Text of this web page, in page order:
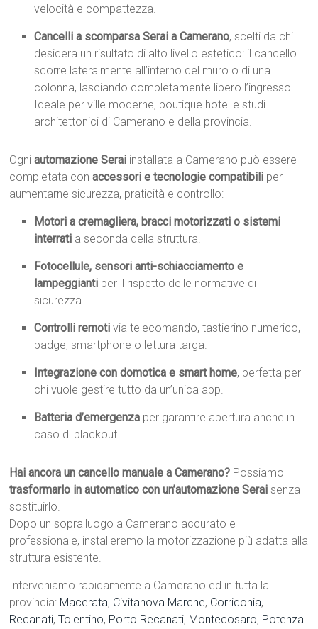
velocità e compattezza.
Cancelli a scomparsa Serai a Camerano, scelti da chi
desidera un risultato di alto livello estetico: il cancello
scorre lateralmente all’interno del muro o di una
colonna, lasciando completamente libero l’ingresso.
Ideale per ville moderne, boutique hotel e studi
architettonici di Camerano e della provincia.
Ogniautomazione Serai installata a Camerano può essere
completata conaccessori e tecnologie compatibili per
aumentarne sicurezza, praticità e controllo:
Motori a cremagliera, bracci motorizzati o sistemi
interrati a seconda della struttura.
Fotocellule, sensori anti-schiacciamento e
lampeggianti per il rispetto delle normative di
sicurezza.
Controlli remoti via telecomando, tastierino numerico,
badge, smartphone o lettura targa.
Integrazione con domotica e smart home, perfetta per
chi vuole gestire tutto da un’unica app.
Batteria d’emergenza per garantire apertura anche in
caso di blackout.
Hai ancora un cancello manuale a Camerano? Possiamo
trasformarlo in automatico con un’automazione Serai senza
sostituirlo.
Dopo un sopralluogo a Camerano accurato e
professionale, installeremo la motorizzazione più adatta alla
struttura esistente.
Interveniamo rapidamente a Camerano ed in tutta la
provincia: Macerata, Civitanova Marche, Corridonia,
Recanati,Tolentino, Porto Recanati, Montecosaro, Potenza